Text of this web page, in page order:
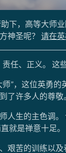
下，高等大师
神圣呢？ 请在
责任、正义。 这
”，这位英勇
了许多人的尊敬
人生的主色调
就是禅意十足。
艰苦的训练以